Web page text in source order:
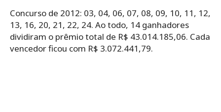
Concurso de 2012: 03, 04, 06, 07, 08, 09, 10, 11, 12,
13, 16, 20, 21, 22, 24. Ao todo, 14 ganhadores
dividiram o prêmio total de R$ 43.014.185,06. Cada
vencedor ficou com R$ 3.072.441,79.